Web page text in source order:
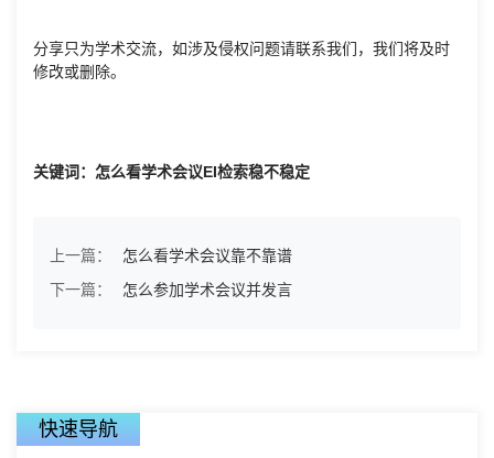
分享只为学术交流，如涉及侵权问题请联系我们，我们将及时
修改或删除。
关键词：怎么看学术会议EI检索稳不稳定
上一篇：
怎么看学术会议靠不靠谱
下一篇：
怎么参加学术会议并发言
快速导航